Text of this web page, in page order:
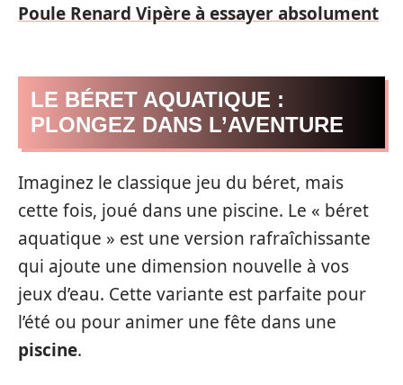
Poule Renard Vipère à essayer absolument
LE BÉRET AQUATIQUE :
PLONGEZ DANS L’AVENTURE
Imaginez le classique jeu du béret, mais
cette fois, joué dans une piscine. Le « béret
aquatique » est une version rafraîchissante
qui ajoute une dimension nouvelle à vos
jeux d’eau. Cette variante est parfaite pour
l’été ou pour animer une fête dans une
piscine.